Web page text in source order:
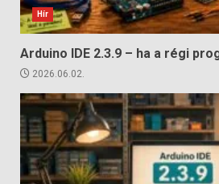
Hír
Arduino IDE 2.3.9 – ha a régi
2026.06.02.